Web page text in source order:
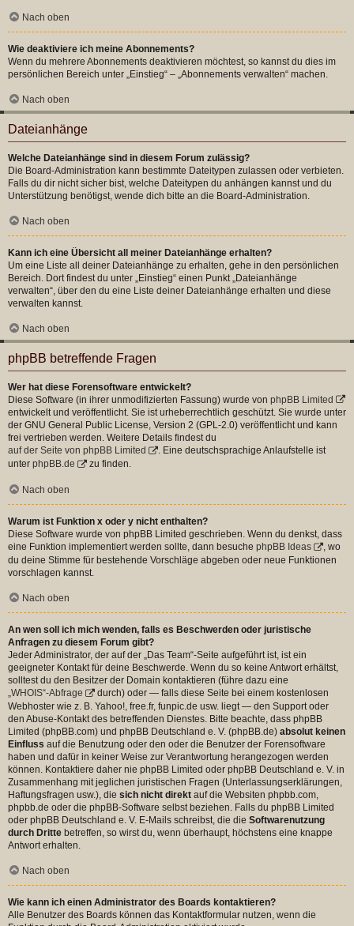
Nach oben
Wie deaktiviere ich meine Abonnements?
Wenn du mehrere Abonnements deaktivieren möchtest, so kannst du dies im
persönlichen Bereich unter „Einstieg“ – „Abonnements verwalten“ machen.
Nach oben
Dateianhänge
Welche Dateianhänge sind in diesem Forum zulässig?
Die Board-Administration kann bestimmte Dateitypen zulassen oder verbieten.
Falls du dir nicht sicher bist, welche Dateitypen du anhängen kannst und du
Unterstützung benötigst, wende dich bitte an die Board-Administration.
Nach oben
Kann ich eine Übersicht all meiner Dateianhänge erhalten?
Um eine Liste all deiner Dateianhänge zu erhalten, gehe in den persönlichen
Bereich. Dort findest du unter „Einstieg“ einen Punkt „Dateianhänge
verwalten“, über den du eine Liste deiner Dateianhänge erhalten und diese
verwalten kannst.
Nach oben
phpBB betreffende Fragen
Wer hat diese Forensoftware entwickelt?
Diese Software (in ihrer unmodifizierten Fassung) wurde von phpBB Limited
entwickelt und veröffentlicht. Sie ist urheberrechtlich geschützt. Sie wurde unter
der GNU General Public License, Version 2 (GPL-2.0) veröffentlicht und kann
frei vertrieben werden. Weitere Details findest du
auf der Seite von phpBB Limited
. Eine deutschsprachige Anlaufstelle ist
unter phpBB.de zu finden.
Nach oben
Warum ist Funktion x oder y nicht enthalten?
Diese Software wurde von phpBB Limited geschrieben. Wenn du denkst, dass
eine Funktion implementiert werden sollte, dann besuche phpBB Ideas
, wo
du deine Stimme für bestehende Vorschläge abgeben oder neue Funktionen
vorschlagen kannst.
Nach oben
An wen soll ich mich wenden, falls es Beschwerden oder juristische
Anfragen zu diesem Forum gibt?
Jeder Administrator, der auf der „Das Team“-Seite aufgeführt ist, ist ein
geeigneter Kontakt für deine Beschwerde. Wenn du so keine Antwort erhältst,
solltest du den Besitzer der Domain kontaktieren (führe dazu eine
„WHOIS“-Abfrage
durch) oder — falls diese Seite bei einem kostenlosen
Webhoster wie z. B. Yahoo!, free.fr, funpic.de usw. liegt — den Support oder
den Abuse-Kontakt des betreffenden Dienstes. Bitte beachte, dass phpBB
Limited (phpBB.com) und phpBB Deutschland e. V. (phpBB.de) absolut keinen
Einfluss auf die Benutzung oder den oder die Benutzer der Forensoftware
haben und dafür in keiner Weise zur Verantwortung herangezogen werden
können. Kontaktiere daher nie phpBB Limited oder phpBB Deutschland e. V. in
Zusammenhang mit jeglichen juristischen Fragen (Unterlassungserklärungen,
Haftungsfragen usw.), die sich nicht direkt auf die Websiten phpbb.com,
phpbb.de oder die phpBB-Software selbst beziehen. Falls du phpBB Limited
oder phpBB Deutschland e. V. E-Mails schreibst, die die Softwarenutzung
durch Dritte betreffen, so wirst du, wenn überhaupt, höchstens eine knappe
Antwort erhalten.
Nach oben
Wie kann ich einen Administrator des Boards kontaktieren?
Alle Benutzer des Boards können das Kontaktformular nutzen, wenn die